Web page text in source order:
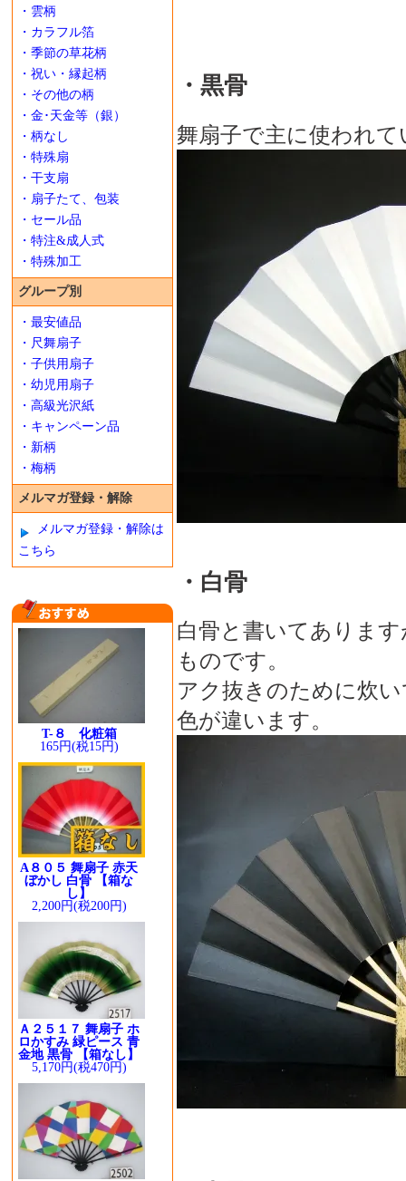
・雲柄
・カラフル箔
・季節の草花柄
・祝い・縁起柄
・その他の柄
・金･天金等（銀）
・柄なし
・特殊扇
・干支扇
・扇子たて、包装
・セール品
・特注&成人式
・特殊加工
グループ別
・最安値品
・尺舞扇子
・子供用扇子
・幼児用扇子
・高級光沢紙
・キャンペーン品
・新柄
・梅柄
メルマガ登録・解除
メルマガ登録・解除は
こちら
T-８ 化粧箱
165円(税15円)
A８０５ 舞扇子 赤天
ぼかし 白骨 【箱な
し】
2,200円(税200円)
Ａ２５１７ 舞扇子 ホ
ロかすみ 緑ピース 青
金地 黒骨 【箱なし】
5,170円(税470円)
・黒骨
舞扇子で主に使われ
・白骨
白骨と書いてありま
ものです。
アク抜きのために炊
色が違います。